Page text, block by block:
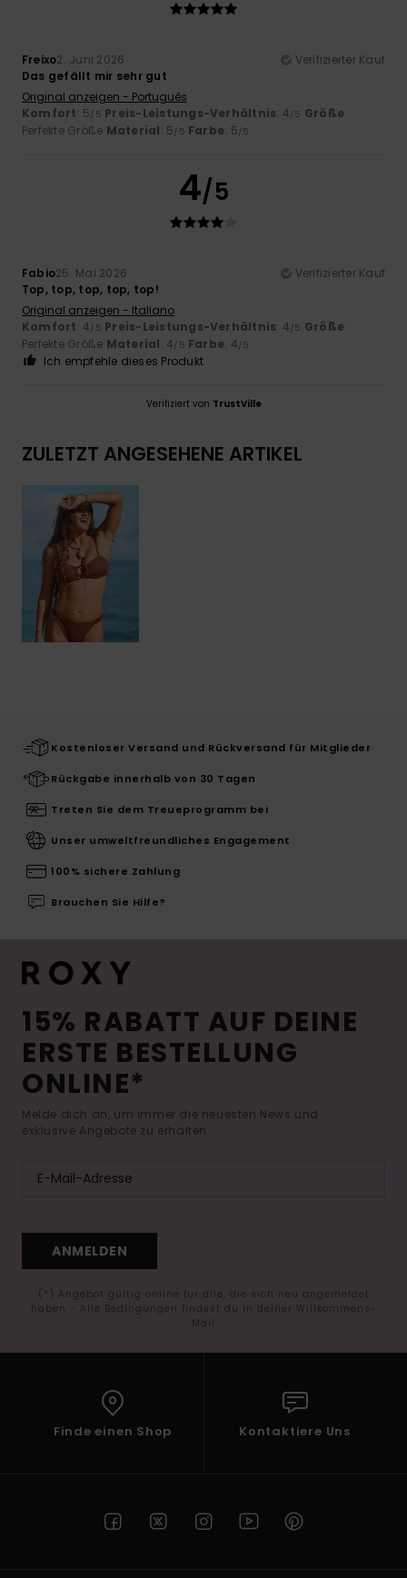
Freixo2. Juni 2026
Verifizierter Kauf
Das gefällt mir sehr gut
Original anzeigen - Português
Komfort: 5/5 Preis-Leistungs-Verhältnis: 4/5 Größe:
Perfekte Größe Material: 5/5 Farbe: 5/5
4/5
Fabio25. Mai 2026
Verifizierter Kauf
Top, top, top, top, top!
Original anzeigen - Italiano
Komfort: 4/5 Preis-Leistungs-Verhältnis: 4/5 Größe:
Perfekte Größe Material: 4/5 Farbe: 4/5
Ich empfehle dieses Produkt
Verifiziert von TrustVille
ZULETZT ANGESEHENE ARTIKEL
Kostenloser Versand und Rückversand für Mitglieder
Rückgabe innerhalb von 30 Tagen
Treten Sie dem Treueprogramm bei
Unser umweltfreundliches Engagement
100% sichere Zahlung
Brauchen Sie Hilfe?
15% RABATT AUF DEINE
ERSTE BESTELLUNG
ONLINE*
Melde dich an, um immer die neuesten News und
exklusive Angebote zu erhalten.
ANMELDEN
(*) Angebot gültig online für alle, die sich neu angemeldet
haben - Alle Bedingungen findest du in deiner Willkommens-
Mail
Finde einen Shop Kontaktiere Uns